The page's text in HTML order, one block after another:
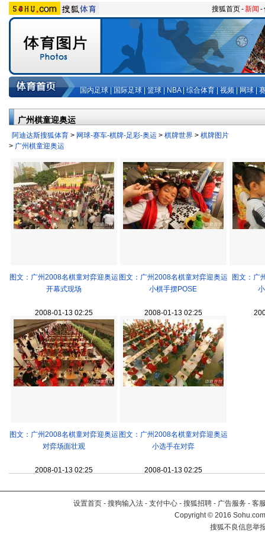
搜狐首页-新闻 -
国内足球 国际足球 篮球 NBA| 综合体育 视频 网球
广州棋童迎奥运
阿迪达斯搜狐体育 > 网球-赛车-棋牌-足彩-奥运 > 棋牌世界 > 棋牌图片
> 广州棋童迎奥运
图文：广州2008名棋童对弈迎奥运
开幕式现场
2008-01-13 02:25
图文：广州2008名棋童对弈迎奥运
小棋手摆POSE
2008-01-13 02:25
图文：广
图文：广州2008名棋童对弈迎奥运
对弈场面壮观
2008-01-13 02:25
图文：广州2008名棋童对弈迎奥运
小选手在对弈
2008-01-13 02:25
设置首页 - 搜狗输入法 - 支付中心 - 搜狐招聘 - 广告服务 - 客
Copyright©2016
搜狐不良信息举